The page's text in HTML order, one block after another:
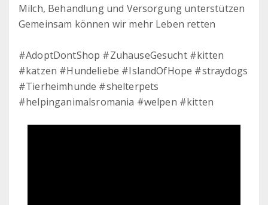
Milch, Behandlung und Versorgung unterstützen
Gemeinsam können wir mehr Leben retten
#AdoptDontShop #ZuhauseGesucht #kitten
#katzen #Hundeliebe #IslandOfHope #straydogs
#Tierheimhunde #shelterpets
#helpinganimalsromania #welpen #kitten